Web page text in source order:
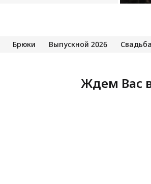
Брюки Выпускной 2026
Ждем Вас